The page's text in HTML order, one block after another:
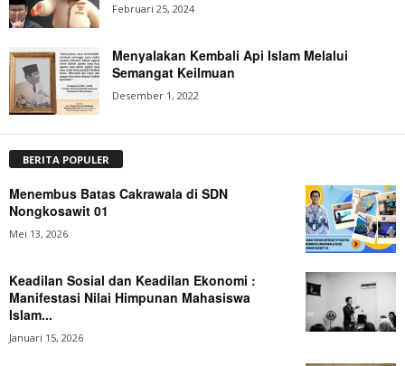
Februari 25, 2024
Menyalakan Kembali Api Islam Melalui
Semangat Keilmuan
Desember 1, 2022
BERITA POPULER
Menembus Batas Cakrawala di SDN
Nongkosawit 01
Mei 13, 2026
Keadilan Sosial dan Keadilan Ekonomi :
Manifestasi Nilai Himpunan Mahasiswa
Islam...
Januari 15, 2026